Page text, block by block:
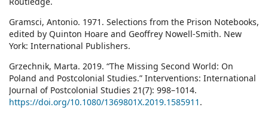
Gramsci, Antonio. 1971. Selections from the Prison Notebooks,
edited by Quinton Hoare and Geoffrey Nowell-Smith. New
York: International Publishers.
Grzechnik, Marta. 2019. “The Missing Second World: On
Poland and Postcolonial Studies.” Interventions: International
Journal of Postcolonial Studies 21(7): 998–1014.
https://doi.org/10.1080/1369801X.2019.1585911 .